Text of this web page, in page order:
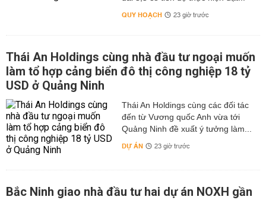
QUY HOẠCH 23 giờ trước
Thái An Holdings cùng nhà đầu tư ngoại muốn
làm tổ hợp cảng biển đô thị công nghiệp 18 tỷ
USD ở Quảng Ninh
Thái An Holdings cùng các đối tác
đến từ Vương quốc Anh vừa tới
Quảng Ninh đề xuất ý tưởng làm...
DỰ ÁN 23 giờ trước
Bắc Ninh giao nhà đầu tư hai dự án NOXH gần